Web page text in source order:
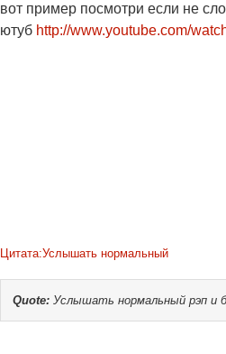
вот пример посмотри если не
ютуб http://www.youtube.com/
Цитата:Услышать нормальный
Quote: Услышать нормальный рэп и